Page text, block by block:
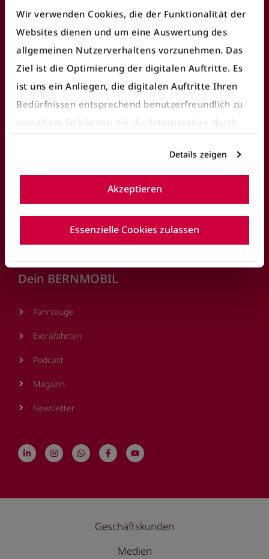
Wir verwenden Cookies, die der Funktionalität der
Websites dienen und um eine Auswertung des
allgemeinen Nutzerverhaltens vorzunehmen. Das
Ziel ist die Optimierung der digitalen Auftritte. Es
ist uns ein Anliegen, die digitalen Auftritte Ihren
Bedürfnissen entsprechend benutzerfreundlich zu
gestalten. So können wir die Internetseite durch
Internetseite, die für Sie interessant sein können,
optimieren.
Details entnehmen Sie bitte unserer
Details zeigen
Akzeptieren
Essenzielle Cookies zulassen
Sicherheit und Sauberkeit
Barrierefreies Reisen
Ticketautomaten
Parkkarte
Fahrplan nach Linien
MOONLINER
Dein BERNMOBIL
Fahrzeuge
Extrafahrten
Podcast
Magazin
Newsletter
Geschäftskunden
Medien